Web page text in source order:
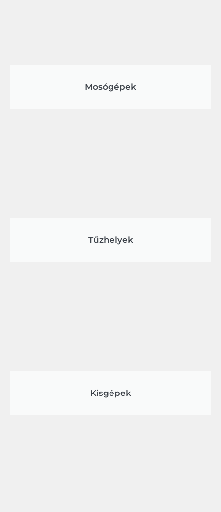
Mosógépek
Tűzhelyek
Kisgépek